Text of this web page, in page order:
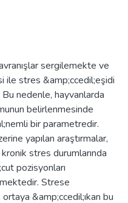
sergilemekte ve
ile stres &amp;ccedil;eşidi
nedenle, hayvanlarda
belirlenmesinde
bir parametredir.
yapılan araştırmalar,
stres durumlarında
pozisyonları
Strese
&amp;ccedil;ıkan bu